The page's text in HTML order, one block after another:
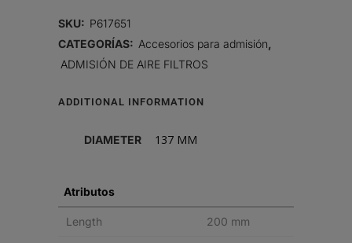
SKU: P617651
CATEGORÍAS: Accesorios para admisión
ADMISIÓN DE AIRE FILTROS
ADDITIONAL INFORMATION
DIAMETER 137 MM
Atributos
Length 200 mm